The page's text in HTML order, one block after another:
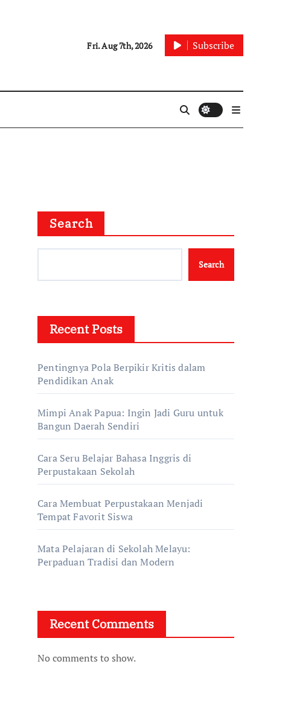
Fri. Aug 7th, 2026 Subscribe
Search
Search
Recent Posts
Pentingnya Pola Berpikir Kritis dalam
Pendidikan Anak
Mimpi Anak Papua: Ingin Jadi Guru untuk
Bangun Daerah Sendiri
Cara Seru Belajar Bahasa Inggris di
Perpustakaan Sekolah
Cara Membuat Perpustakaan Menjadi
Tempat Favorit Siswa
Mata Pelajaran di Sekolah Melayu:
Perpaduan Tradisi dan Modern
Recent Comments
No comments to show.